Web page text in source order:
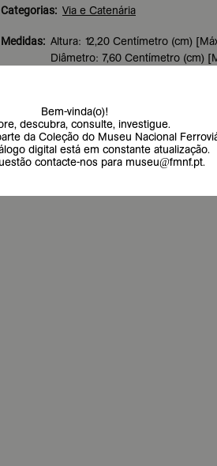
Categorias: Via e Catenária
Medidas: Altura: 12,20 Centímetro (cm)
Diâmetro: 7,60 Centímetro (cm)